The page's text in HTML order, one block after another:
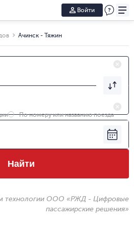
Войти
Ачинск - Тяжин
По номеру или названию поезда
Найти
технологии ООО «РЖД - Цифровые
пассажирские решения»